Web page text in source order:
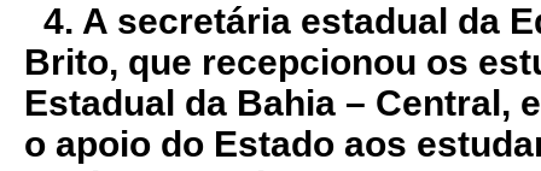
4. A secretária estadual da
Brito, que recepcionou os
Estadual da Bahia – Central,
o apoio do Estado aos